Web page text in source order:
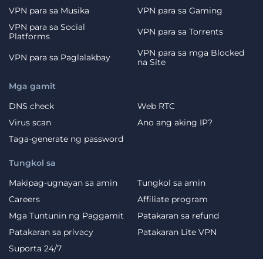
VPN para sa Musika
VPN para sa Gaming
VPN para sa Social
Platforms
VPN para sa Torrents
VPN para sa Paglalakbay
VPN para sa mga Blocked
na Site
Tungkol sa
Makipag-ugnayan sa amin
Tungkol sa amin
Careers
Affiliate program
Mga Tuntunin ng Paggamit
Patakaran sa refund
Patakaran sa privacy
Patakaran Lite VPN
Suporta 24/7
Mga gamit
DNS check
Web RTC
Virus scan
Ano ang aking IP?
Taga-generate ng password